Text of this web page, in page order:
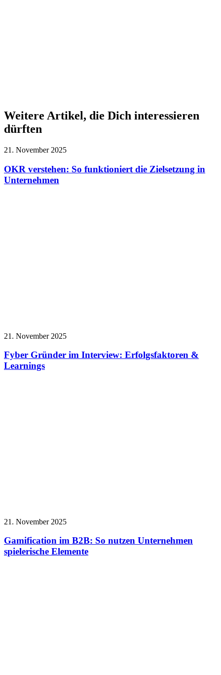
Weitere Artikel, die Dich interessieren
dürften
21. November 2025
OKR verstehen: So funktioniert die Zielsetzung in
Unternehmen
21. November 2025
Fyber Gründer im Interview: Erfolgsfaktoren &
Learnings
21. November 2025
Gamification im B2B: So nutzen Unternehmen
spielerische Elemente